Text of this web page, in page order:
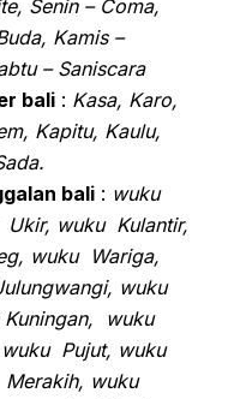
Senin – Coma,
Kamis –
– Saniscara
bali : Kasa, Karo,
Kapitu, Kaulu,
bali : wuku
wuku Kulantir,
wuku Wariga,
wuku
wuku
Pujut, wuku
wuku